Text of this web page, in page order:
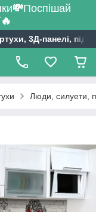
💸Поспішай
🔥
3Д-панелі,
Люди, силуети,